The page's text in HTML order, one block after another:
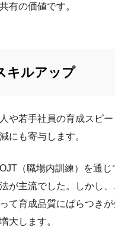
有の価値です。
キルアップ
や若手社員の育成スピー
にも寄与します。
（職場内訓練）を通じ
が主流でした。しかし
て育成品質にばらつき
大します。